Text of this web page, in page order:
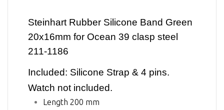
Steinhart Rubber Silicone Band Green
20x16mm for Ocean 39 clasp steel
211-1186
Included: Silicone Strap & 4 pins.
Watch not included.
Length 200 mm